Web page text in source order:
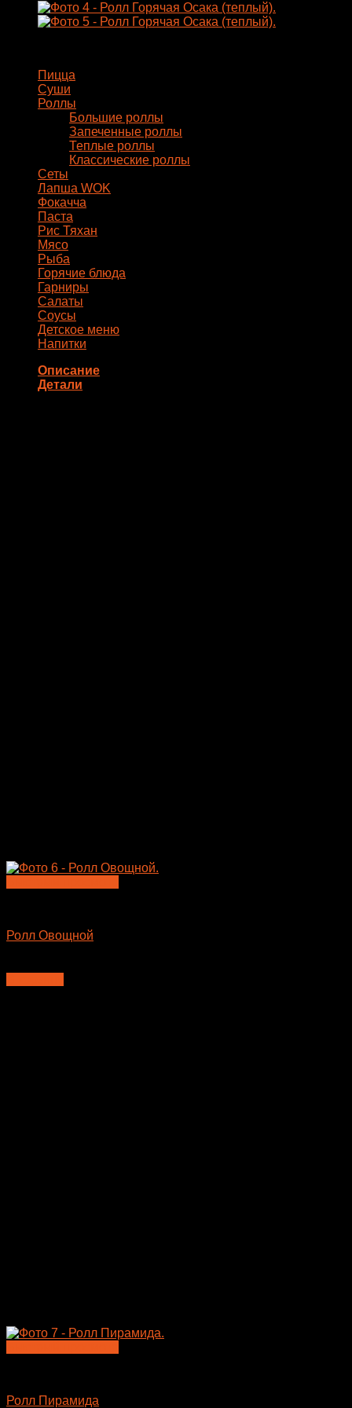
Горячая
Осака
(теплый)
Пицца
Суши
Роллы
Большие роллы
Запеченные роллы
Теплые роллы
Классические роллы
Сеты
Лапша WOK
Фокачча
Паста
Рис Тяхан
Мясо
Рыба
Горячие блюда
Гарниры
Салаты
Соусы
Детское меню
Напитки
Описание
Детали
Ролл Овощной
Ролл Пирамида